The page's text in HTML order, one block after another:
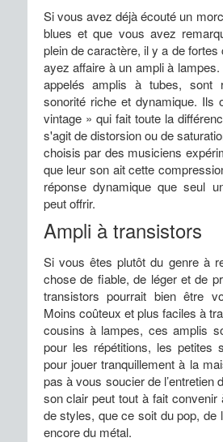
Si vous avez déjà écouté un
blues et que vous avez
plein de caractère, il y a de
ayez affaire à un ampli à
appelés amplis à tubes, sont
sonorité riche et dynamique. Ils
vintage » qui fait toute la
s'agit de distorsion ou de
choisis par des musiciens
que leur son ait cette
réponse dynamique que seul
peut offrir.
Ampli à transistors
Si vous êtes plutôt du genre à
chose de fiable, de léger et de
transistors pourrait bien être
Moins coûteux et plus faciles à
cousins à lampes, ces amplis
pour les répétitions, les petites
pour jouer tranquillement à la
pas à vous soucier de l’entretien
son clair peut tout à fait convenir
de styles, que ce soit du pop, de
encore du métal.